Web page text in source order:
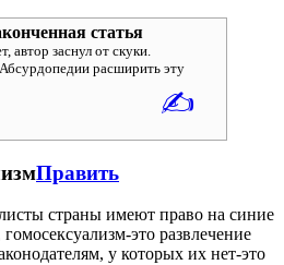
статья
автор заснул от скуки.
расширить эту
✍
Править
страны имеют право на синие
это развлечение
у которых их нет-это